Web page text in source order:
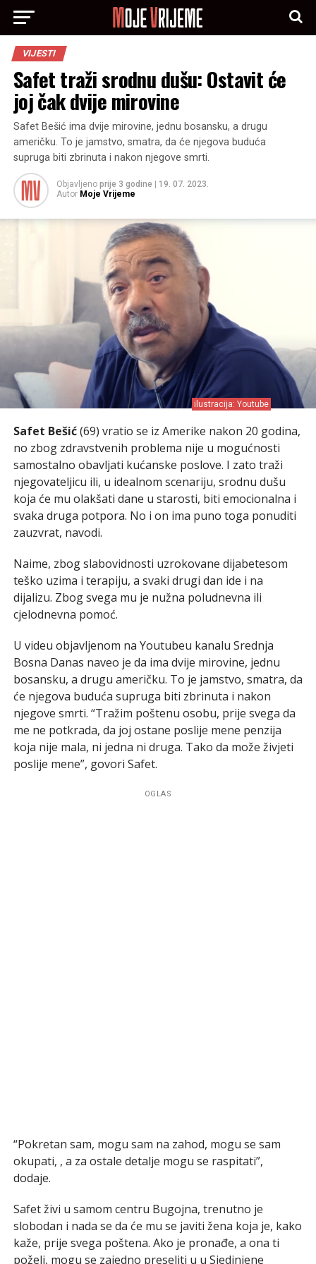
VIJESTI
Safet traži srodnu dušu: Ostavit će
joj čak dvije mirovine
Safet Bešić ima dvije mirovine, jednu bosansku, a drugu
američku. To je jamstvo, smatra, da će njegova buduća
supruga biti zbrinuta i nakon njegove smrti.
Objavljeno prije 3 godine
19. 07. 2023.
Autor Moje Vrijeme
ilustracija: Youtube
Safet Bešić(69) vratio se iz Amerike nakon 20 godina,
no zbog zdravstvenih problema nije u mogućnosti
samostalno obavljati kućanske poslove. I zato traži
njegovateljicu ili, u idealnom scenariju, srodnu dušu
koja će mu olakšati dane u starosti, biti emocionalna i
svaka druga potpora. No i on ima puno toga ponuditi
zauzvrat, navodi.
Naime, zbog slabovidnosti uzrokovane dijabetesom
teško uzima i terapiju, a svaki drugi dan ide i na
dijalizu. Zbog svega mu je nužna poludnevna ili
cjelodnevna pomoć.
U videu objavljenom na Youtubeu kanalu Srednja
Bosna Danas naveo je da ima dvije mirovine, jednu
bosansku, a drugu američku. To je jamstvo, smatra, da
će njegova buduća supruga biti zbrinuta i nakon
njegove smrti. “Tražim poštenu osobu, prije svega da
me ne potkrada, da joj ostane poslije mene penzija
koja nije mala, ni jedna ni druga. Tako da može živjeti
poslije mene”, govori Safet.
OGLAS
“Pokretan sam, mogu sam na zahod, mogu se sam
okupati, , a za ostale detalje mogu se raspitati”,
dodaje.
Safet živi u samom centru Bugojna, trenutno je
slobodan i nada se da će mu se javiti žena koja je, kako
kaže, prije svega poštena. Ako je pronađe, a ona ti
poželi, mogu se zajedno preseliti u u Sjedinjene